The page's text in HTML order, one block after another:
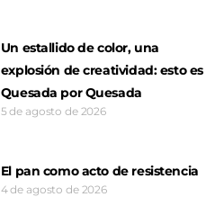
Un estallido de color, una
explosión de creatividad: esto es
Quesada por Quesada
5 de agosto de 2026
El pan como acto de resistencia
4 de agosto de 2026